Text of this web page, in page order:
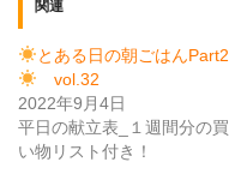
関連
とある日の朝ごはんPart2
vol.32
2022年9月4日
平日の献立表_１週間分の買
い物リスト付き！